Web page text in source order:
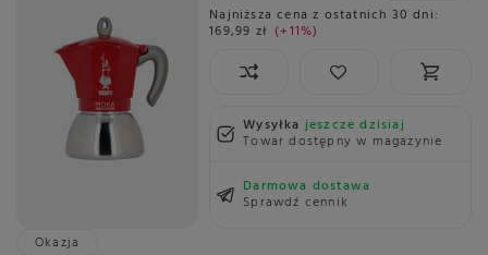
Najniższa cena z ostatnich 30 dni:
169,99 zł +11%
Wysyłkajeszcze dzisiaj
Towar dostępny w magazynie
Darmowa dostawa
Sprawdź cennik
Okazja